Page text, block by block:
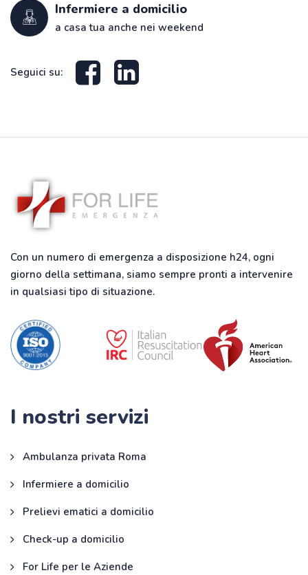
Infermiere a domicilio
a casa tua anche nei weekend
Seguici su:
Con un numero di emergenza a disposizione h24, ogni
giorno della settimana, siamo sempre pronti a intervenire
in qualsiasi tipo di situazione.
I nostri servizi
Ambulanza privata Roma
Infermiere a domicilio
Prelievi ematici a domicilio
Check-up a domicilio
For Life per le Aziende